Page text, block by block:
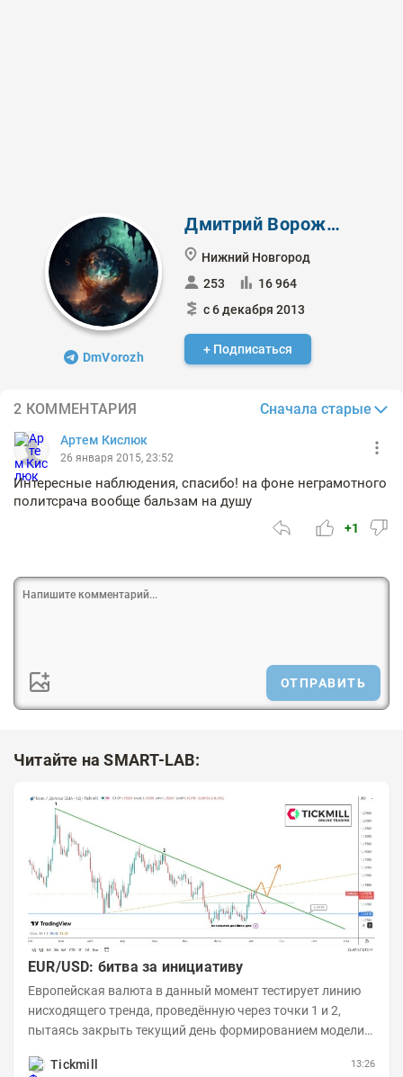
DmVorozh
Дмитрий Ворожцов
Нижний Новгород
253
16 964
с 6 декабря 2013
+ Подписаться
2 КОММЕНТАРИЯ Сначала старые
Артем Кислюк
26 января 2015, 23:52
Интересные наблюдения, спасибо! на фоне неграмотного
политсрача вообще бальзам на душу
+1
ОТПРАВИТЬ
Читайте на SMART-LAB:
EUR/USD: битва за инициативу
Европейская валюта в данный момент тестирует линию
нисходящего тренда, проведённую через точки 1 и 2,
пытаясь закрыть текущий день формированием модели
Tickmill
13:26